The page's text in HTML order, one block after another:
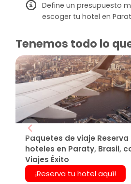
Define un presupuesto
escoger tu hotel en
Tenemos todo lo
Paquetes de viaje Reserva
hoteles en Paraty, Brasil,
Viajes Éxito
¡Reserva tu hotel aquí!